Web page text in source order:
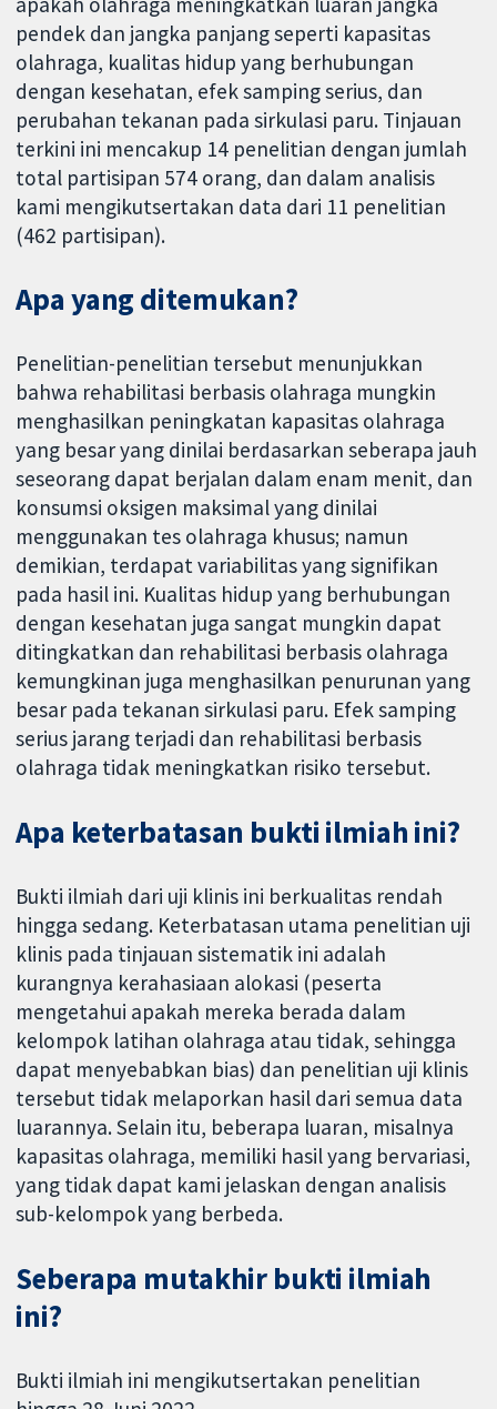
pendek dan jangka panjang seperti kapasitas
olahraga, kualitas hidup yang berhubungan
dengan kesehatan, efek samping serius, dan
perubahan tekanan pada sirkulasi paru. Tinjauan
terkini ini mencakup 14 penelitian dengan jumlah
total partisipan 574 orang, dan dalam analisis
kami mengikutsertakan data dari 11 penelitian
(462 partisipan).
Apa yang ditemukan?
Penelitian-penelitian tersebut menunjukkan
bahwa rehabilitasi berbasis olahraga mungkin
menghasilkan peningkatan kapasitas olahraga
yang besar yang dinilai berdasarkan seberapa jauh
seseorang dapat berjalan dalam enam menit, dan
konsumsi oksigen maksimal yang dinilai
menggunakan tes olahraga khusus; namun
demikian, terdapat variabilitas yang signifikan
pada hasil ini. Kualitas hidup yang berhubungan
dengan kesehatan juga sangat mungkin dapat
ditingkatkan dan rehabilitasi berbasis olahraga
kemungkinan juga menghasilkan penurunan yang
besar pada tekanan sirkulasi paru. Efek samping
serius jarang terjadi dan rehabilitasi berbasis
olahraga tidak meningkatkan risiko tersebut.
Apa keterbatasan bukti ilmiah ini?
Bukti ilmiah dari uji klinis ini berkualitas rendah
hingga sedang. Keterbatasan utama penelitian uji
klinis pada tinjauan sistematik ini adalah
kurangnya kerahasiaan alokasi (peserta
mengetahui apakah mereka berada dalam
kelompok latihan olahraga atau tidak, sehingga
dapat menyebabkan bias) dan penelitian uji klinis
tersebut tidak melaporkan hasil dari semua data
luarannya. Selain itu, beberapa luaran, misalnya
kapasitas olahraga, memiliki hasil yang bervariasi,
yang tidak dapat kami jelaskan dengan analisis
sub-kelompok yang berbeda.
Seberapa mutakhir bukti ilmiah
ini?
Bukti ilmiah ini mengikutsertakan penelitian